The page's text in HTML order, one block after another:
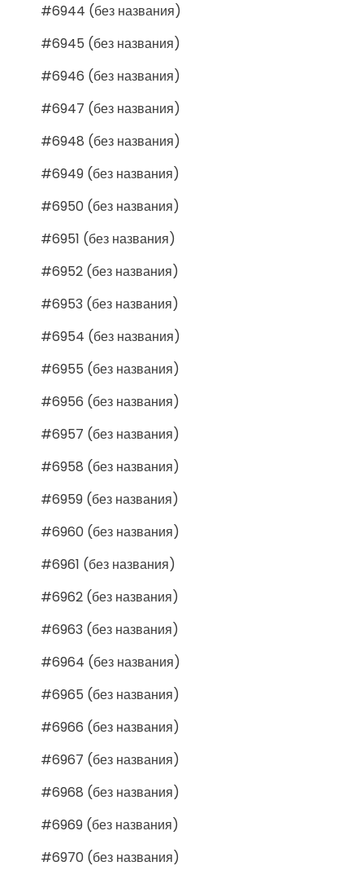
#6944 (без названия)
#6945 (без названия)
#6946 (без названия)
#6947 (без названия)
#6948 (без названия)
#6949 (без названия)
#6950 (без названия)
#6951 (без названия)
#6952 (без названия)
#6953 (без названия)
#6954 (без названия)
#6955 (без названия)
#6956 (без названия)
#6957 (без названия)
#6958 (без названия)
#6959 (без названия)
#6960 (без названия)
#6961 (без названия)
#6962 (без названия)
#6963 (без названия)
#6964 (без названия)
#6965 (без названия)
#6966 (без названия)
#6967 (без названия)
#6968 (без названия)
#6969 (без названия)
#6970 (без названия)